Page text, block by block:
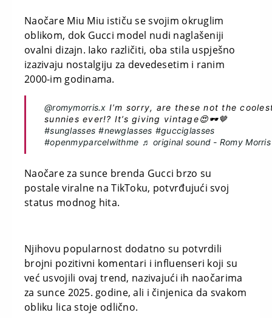
Naočare Miu Miu ističu se svojim okruglim
oblikom, dok Gucci model nudi naglašeniji
ovalni dizajn. Iako različiti, oba stila uspješno
izazivaju nostalgiju za devedesetim i ranim
2000-im godinama.
@romymorris.x I’m sorry, are these not the
sunnies ever!? It’s giving vintage😍🕶️🤎
#sunglasses #newglasses #gucciglasses
#openmyparcelwithme ♬ original sound - Romy Morris
Naočare za sunce brenda Gucci brzo su
postale viralne na TikToku, potvrđujući svoj
status modnog hita.
Njihovu popularnost dodatno su potvrdili
brojni pozitivni komentari i influenseri koji su
već usvojili ovaj trend, nazivajući ih naočarima
za sunce 2025. godine, ali i činjenica da svakom
obliku lica stoje odlično.